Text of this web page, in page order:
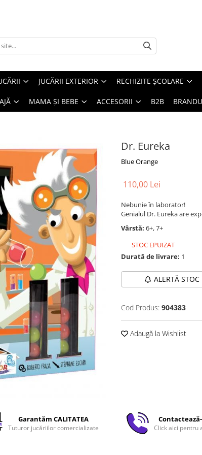
JUCĂRII EXTERIOR RECHIZITE ȘCOLARE
MAMA ȘI BEBE ACCESORII B2B
Dr. Eureka
Blue Orange
110,00 Lei
Nebunie în laborator!
Genialul Dr. Eureka are
Vârstă: 6+, 7+
STOC EPUIZAT
Durată de livrare: 1
ALERTĂ STOC
Cod Produs: 904383
Adaugă la Wishlist
Garantăm CALITATEA
Tuturor jucăriilor comercializate Click aici pentru